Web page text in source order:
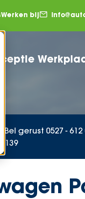
Werken bij
Bel gerust 0527 - 612
139